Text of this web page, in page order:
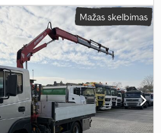
Mažas skelbimas